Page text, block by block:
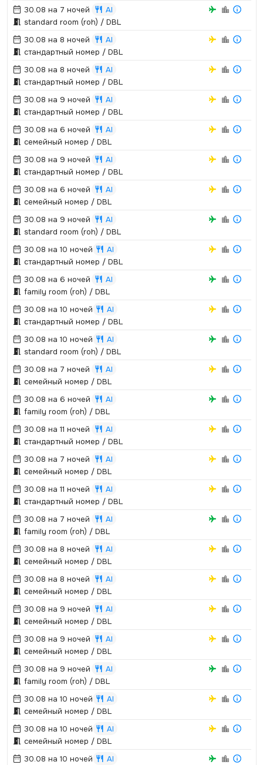
30.08 на 7 ночей
AI
standard room (roh) / DBL
30.08 на 8 ночей
AI
стандартный номер / DBL
30.08 на 8 ночей
AI
стандартный номер / DBL
30.08 на 9 ночей
AI
стандартный номер / DBL
30.08 на 6 ночей
AI
семейный номер / DBL
30.08 на 9 ночей
AI
стандартный номер / DBL
30.08 на 6 ночей
AI
семейный номер / DBL
30.08 на 9 ночей
AI
standard room (roh) / DBL
30.08 на 10 ночей
AI
стандартный номер / DBL
30.08 на 6 ночей
AI
family room (roh) / DBL
30.08 на 10 ночей
AI
стандартный номер / DBL
30.08 на 10 ночей
AI
standard room (roh) / DBL
30.08 на 7 ночей
AI
семейный номер / DBL
30.08 на 6 ночей
AI
family room (roh) / DBL
30.08 на 11 ночей
AI
стандартный номер / DBL
30.08 на 7 ночей
AI
семейный номер / DBL
30.08 на 11 ночей
AI
стандартный номер / DBL
30.08 на 7 ночей
AI
family room (roh) / DBL
30.08 на 8 ночей
AI
семейный номер / DBL
30.08 на 8 ночей
AI
семейный номер / DBL
30.08 на 9 ночей
AI
семейный номер / DBL
30.08 на 9 ночей
AI
семейный номер / DBL
30.08 на 9 ночей
AI
family room (roh) / DBL
30.08 на 10 ночей
AI
семейный номер / DBL
30.08 на 10 ночей
AI
семейный номер / DBL
30.08 на 10 ночей
AI